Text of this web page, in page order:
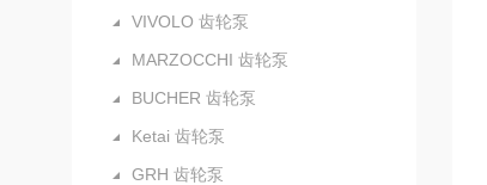
VIVOLO 齿轮泵
MARZOCCHI 齿轮泵
BUCHER 齿轮泵
Ketai 齿轮泵
GRH 齿轮泵